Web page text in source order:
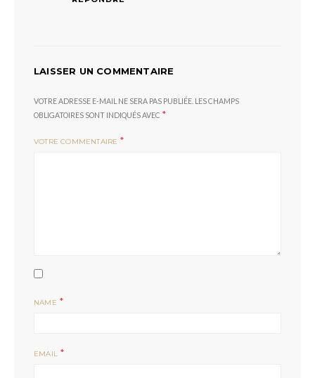
LAISSER UN COMMENTAIRE
VOTRE ADRESSE E-MAIL NE SERA PAS PUBLIÉE. LES CHAMPS
OBLIGATOIRES SONT INDIQUÉS AVEC *
VOTRE COMMENTAIRE *
NAME *
EMAIL *